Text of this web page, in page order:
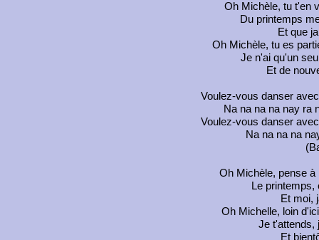
Oh Michèle, tu t'en
Du printemps
Et que
Oh Michèle, tu es
Je n'ai qu'un
Et de
Voulez-vous danser
Na na na na nay ra
Voulez-vous danser
Na na na na
Oh Michèle, pense à
Le
Et moi,
Oh Michelle, loin
Je t'attends,
Et